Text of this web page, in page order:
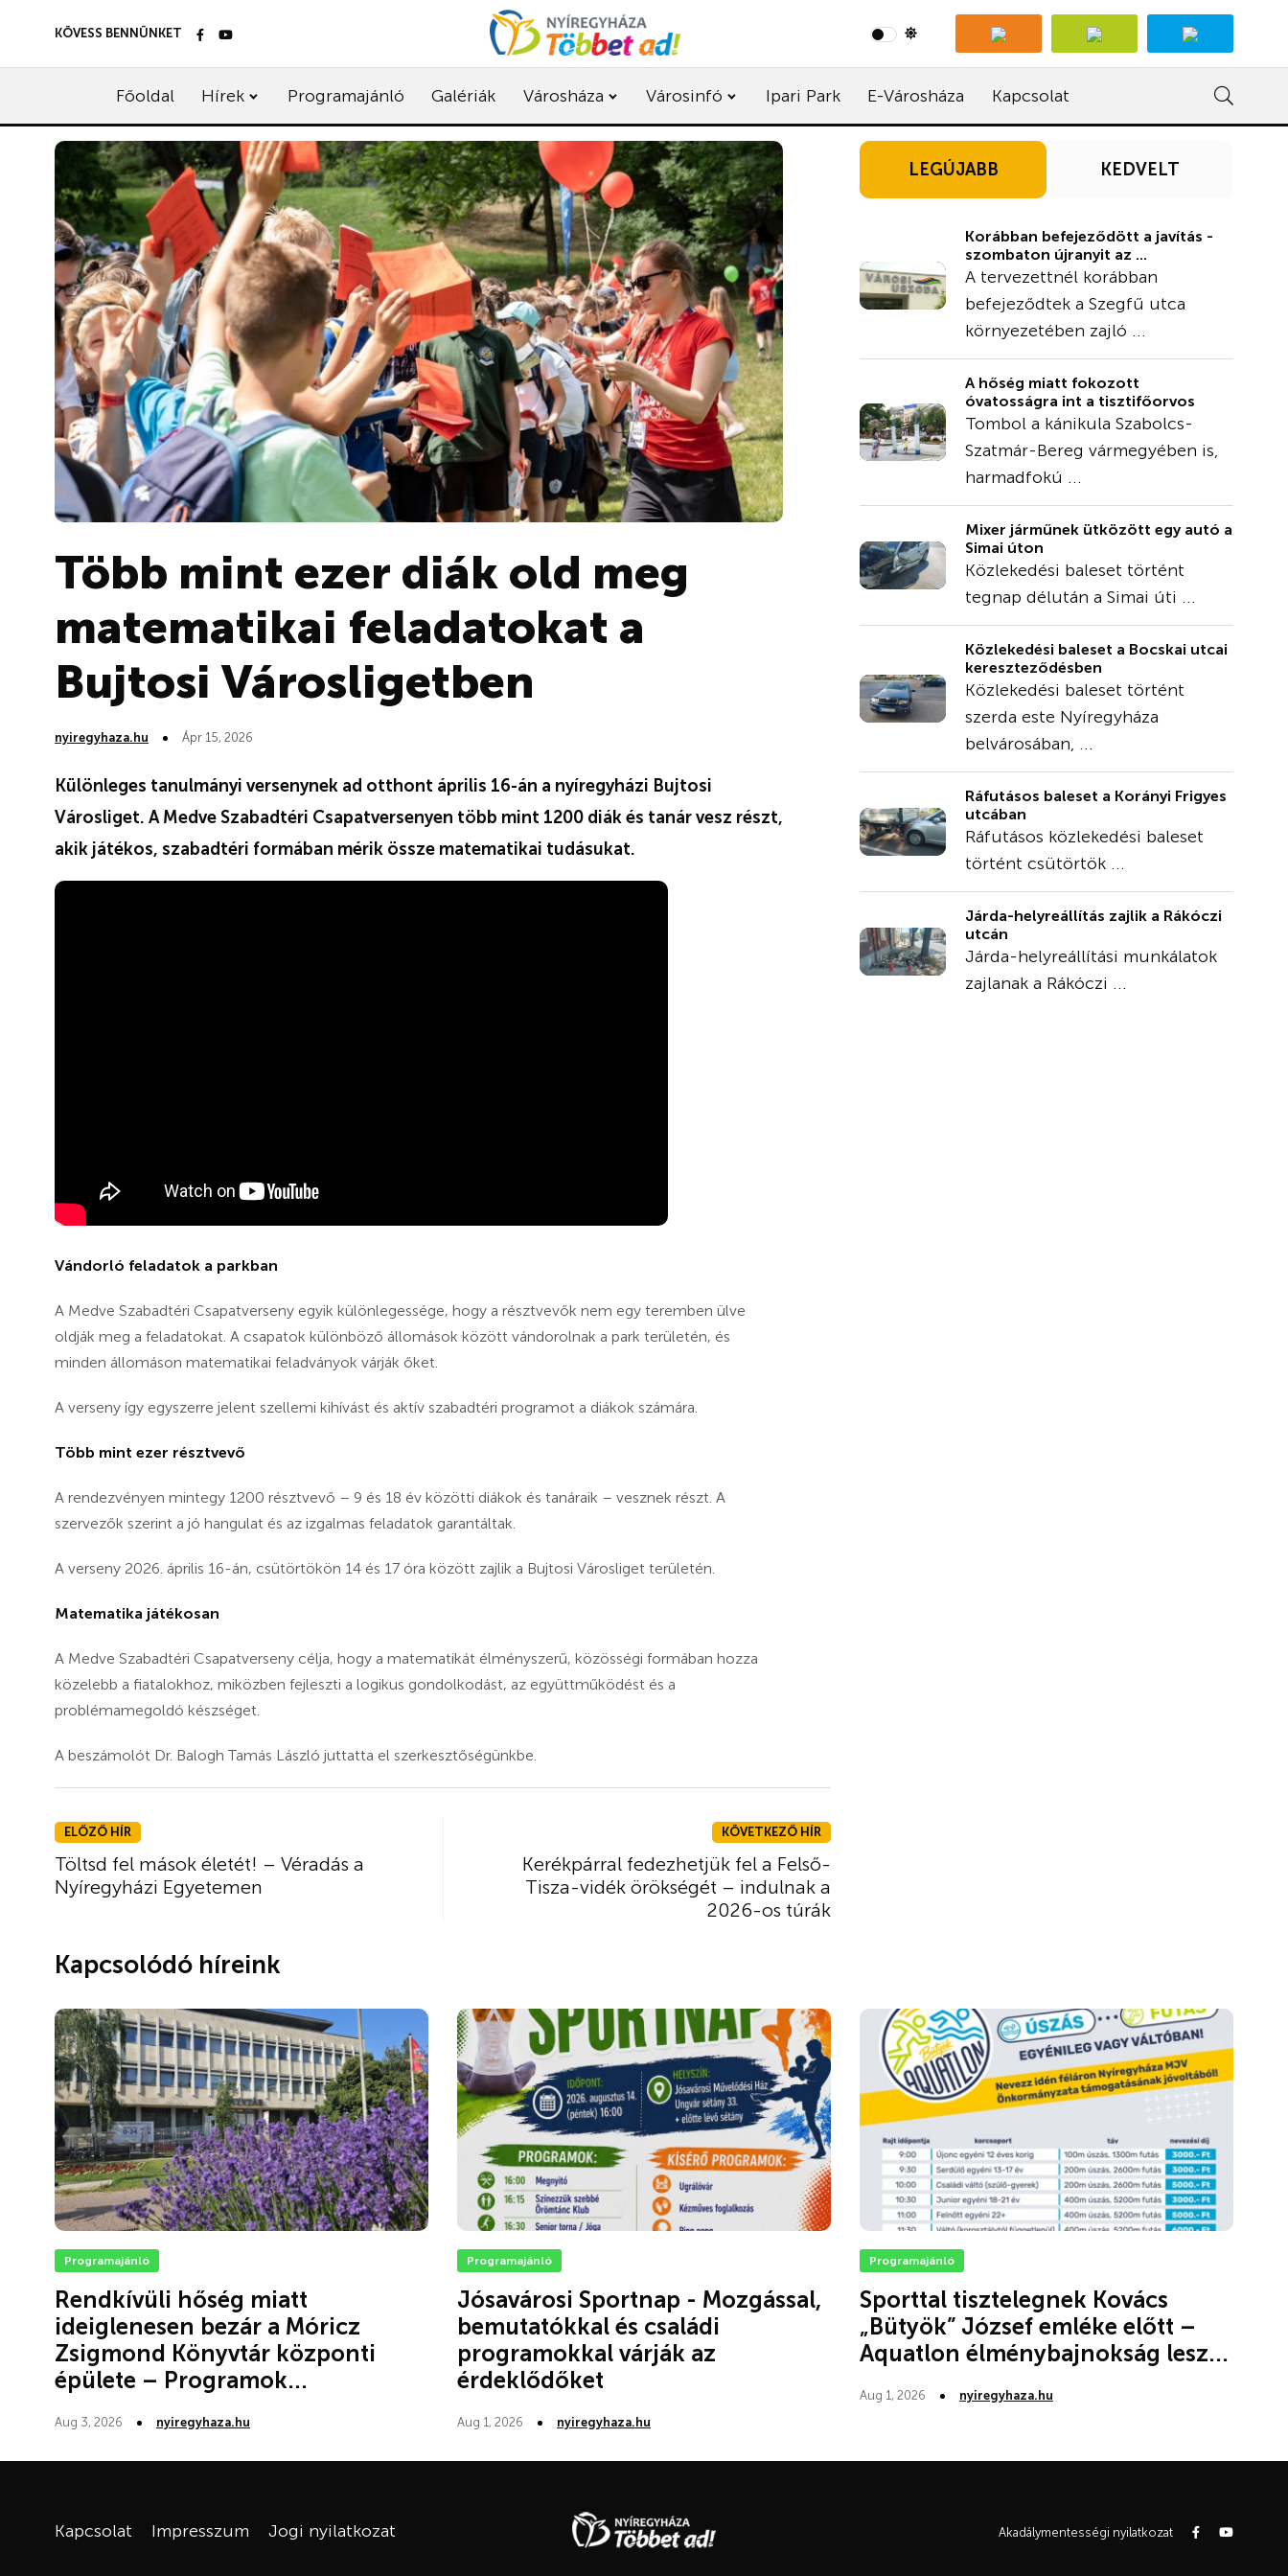
KÖVESS BENNÜNKET
Főoldal Hírek Programajánló Galériák Városháza Városinfó Ipari Park E-Városháza Kapcsolat
Több mint ezer diák old meg
matematikai feladatokat a
Bujtosi Városligetben
nyiregyhaza.hu Ápr 15, 2026
Különleges tanulmányi versenynek ad otthont április 16-án a nyíregyházi Bujtosi
Városliget. A Medve Szabadtéri Csapatversenyen több mint 1200 diák és tanár vesz részt,
akik játékos, szabadtéri formában mérik össze matematikai tudásukat.
Vándorló feladatok a parkban
A Medve Szabadtéri Csapatverseny egyik különlegessége, hogy a résztvevők nem egy teremben ülve
oldják meg a feladatokat. A csapatok különböző állomások között vándorolnak a park területén, és
minden állomáson matematikai feladványok várják őket.
A verseny így egyszerre jelent szellemi kihívást és aktív szabadtéri programot a diákok számára.
Több mint ezer résztvevő
A rendezvényen mintegy 1200 résztvevő – 9 és 18 év közötti diákok és tanáraik – vesznek részt. A
szervezők szerint a jó hangulat és az izgalmas feladatok garantáltak.
A verseny 2026. április 16-án, csütörtökön 14 és 17 óra között zajlik a Bujtosi Városliget területén.
Matematika játékosan
A Medve Szabadtéri Csapatverseny célja, hogy a matematikát élményszerű, közösségi formában hozza
közelebb a fiatalokhoz, miközben fejleszti a logikus gondolkodást, az együttműködést és a
problémamegoldó készséget.
A beszámolót Dr. Balogh Tamás László juttatta el szerkesztőségünkbe.
ELŐZŐ HÍR
Töltsd fel mások életét! – Véradás a
Nyíregyházi Egyetemen
KÖVETKEZŐ HÍR
Kerékpárral fedezhetjük fel a Felső-
Tisza-vidék örökségét – indulnak a
2026-os túrák
LEGÚJABB KEDVELT
Korábban befejeződött a javítás -
szombaton újranyit az ...
A tervezettnél korábban
befejeződtek a Szegfű utca
környezetében zajló ...
A hőség miatt fokozott
óvatosságra int a tisztifőorvos
Tombol a kánikula Szabolcs-
Szatmár-Bereg vármegyében is,
harmadfokú ...
Mixer járműnek ütközött egy autó a
Simai úton
Közlekedési baleset történt
tegnap délután a Simai úti ...
Közlekedési baleset a Bocskai utcai
kereszteződésben
Közlekedési baleset történt
szerda este Nyíregyháza
belvárosában, ...
Ráfutásos baleset a Korányi Frigyes
utcában
Ráfutásos közlekedési baleset
történt csütörtök ...
Járda-helyreállítás zajlik a Rákóczi
utcán
Járda-helyreállítási munkálatok
zajlanak a Rákóczi ...
Kapcsolódó híreink
Programajánló
Rendkívüli hőség miatt
ideiglenesen bezár a Móricz
Zsigmond Könyvtár központi
épülete – Programok...
Aug 3, 2026 nyiregyhaza.hu
Programajánló
Jósavárosi Sportnap - Mozgással,
bemutatókkal és családi
programokkal várják az
érdeklődőket
Aug 1, 2026 nyiregyhaza.hu
Programajánló
Sporttal tisztelegnek Kovács
„Bütyök” József emléke előtt –
Aquatlon élménybajnokság lesz...
Aug 1, 2026 nyiregyhaza.hu
Kapcsolat Impresszum Jogi nyilatkozat Akadálymentességi nyilatkozat